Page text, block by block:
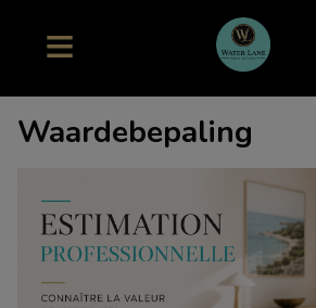
Waardebepaling